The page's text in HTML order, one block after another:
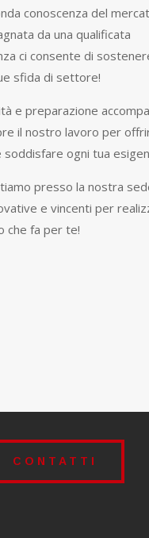
conoscenza del
da una qualificata
ci consente di
sfida di settore!
e preparazione
il nostro lavoro per
soddisfare ogni tua
presso la nostra
e vincenti per
che fa per te!
CONTATTI